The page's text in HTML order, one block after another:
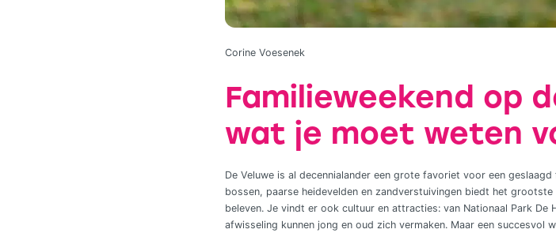
Corine Voesenek
Familieweekend op
wat je moet weten
De Veluwe is al decennialander een grote favoriet voor een
bossen, paarse heidevelden en zandverstuivingen biedt het
beleven. Je vindt er ook cultuur en attracties: van Nationaal Park De
afwisseling kunnen jong en oud zich vermaken. Maar een succesvol